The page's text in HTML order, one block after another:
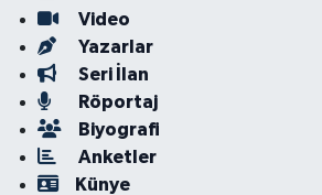
Video
Yazarlar
Seri İlan
Röportaj
Biyografi
Anketler
Künye